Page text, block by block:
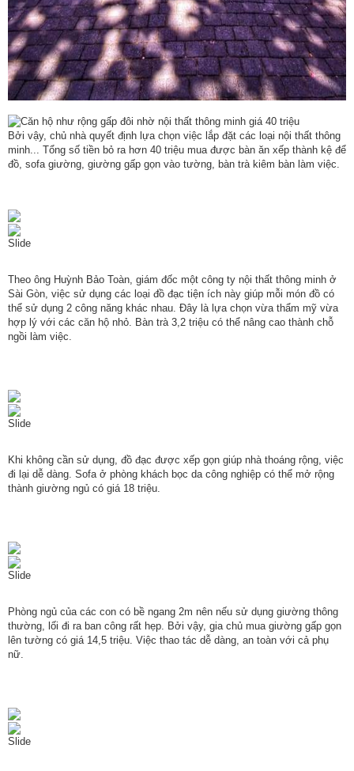
Bởi vậy, chủ nhà quyết định lựa chọn việc lắp đặt các loại nội thất thông
minh... Tổng số tiền bỏ ra hơn 40 triệu mua được bàn ăn xếp thành kệ để
đồ, sofa giường, giường gấp gọn vào tường, bàn trà kiêm bàn làm việc.
Slide
Theo ông Huỳnh Bảo Toàn, giám đốc một công ty nội thất thông minh ở
Sài Gòn, việc sử dụng các loại đồ đạc tiện ích này giúp mỗi món đồ có
thể sử dụng 2 công năng khác nhau. Đây là lựa chọn vừa thẩm mỹ vừa
hợp lý với các căn hộ nhỏ. Bàn trà 3,2 triệu có thể nâng cao thành chỗ
ngồi làm việc.
Slide
Khi không cần sử dụng, đồ đạc được xếp gọn giúp nhà thoáng rộng, việc
đi lại dễ dàng. Sofa ở phòng khách bọc da công nghiệp có thể mở rộng
thành giường ngủ có giá 18 triệu.
Slide
Phòng ngủ của các con có bề ngang 2m nên nếu sử dụng giường thông
thường, lối đi ra ban công rất hẹp. Bởi vậy, gia chủ mua giường gấp gọn
lên tường có giá 14,5 triệu. Việc thao tác dễ dàng, an toàn với cả phụ
nữ.
Slide